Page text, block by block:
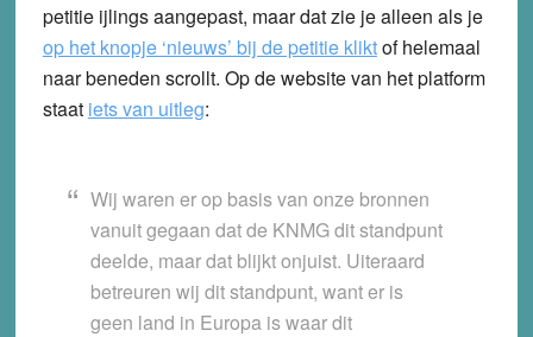
petitie ijlings aangepast, maar dat zie je alleen als je
op het knopje ‘nieuws’ bij de petitie kliktof helemaal
naar beneden scrollt. Op de website van het platform
staat iets van uitleg:
Wij waren er op basis van onze bronnen
vanuit gegaan dat de KNMG dit standpunt
deelde, maar dat blijkt onjuist. Uiteraard
betreuren wij dit standpunt, want er is
geen land in Europa is waar dit